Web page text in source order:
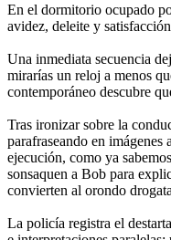
En el dormitorio ocupado
avidez, deleite y
Una inmediata secuencia
mirarías un reloj a menos
contemporáneo descubre
Tras ironizar sobre la
parafraseando en
ejecución, como ya
sonsaquen a Bob para
convierten al orondo
La policía registra el